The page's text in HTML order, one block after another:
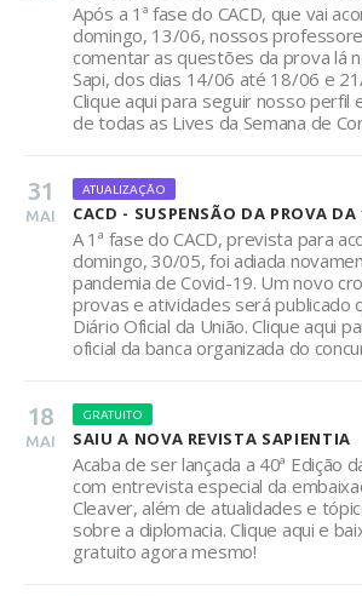
Após a 1ª fase do CACD, que vai
domingo, 13/06, nossos
comentar as questões da prova lá
Sapi, dos dias 14/06 até 18/06 e
Clique aqui para seguir nosso perfil
de todas as Lives da Semana de
31
MAI
ATUALIZAÇÃO
CACD - SUSPENSÃO DA PROVA DA
A 1ª fase do CACD, prevista para
domingo, 30/05, foi adiada
pandemia de Covid-19. Um novo
provas e atividades será publicado
Diário Oficial da União. Clique aqui
oficial da banca organizada do
18
MAI
GRATUITO
SAIU A NOVA REVISTA SAPIENTIA
Acaba de ser lançada a 40ª Edição
com entrevista especial da
Cleaver, além de atualidades e
sobre a diplomacia. Clique aqui e
gratuito agora mesmo!